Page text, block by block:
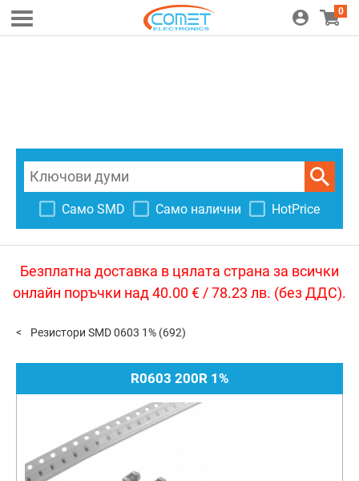
0
Само SMD Само налични HotPrice
Безплатна доставка в цялата страна за всички
онлайн поръчки над 40.00 € / 78.23 лв. (без ДДС).
Резистори SMD 0603 1% (692)
R0603 200R 1%